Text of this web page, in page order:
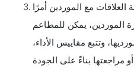
العلاقات مع الموردين أمرًا
الموردين، يمكن للمطاعم
وتتبع مقاييس الأداء،
مراجعتها بناءً على الجودة